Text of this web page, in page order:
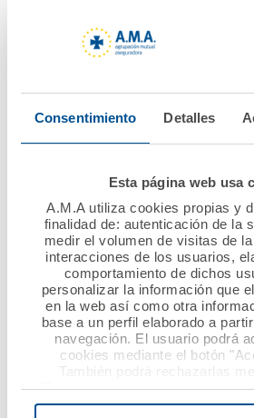
Consentimiento Detalles
Esta página web usa
A.M.A utiliza cookies propias y
finalidad de: autenticación de la
medir el volumen de visitas de
interacciones de los usuarios,
comportamiento de dichos
personalizar la información que
en la web así como otra
base a un perfil elaborado a
navegación. El usuario podrá
cookies mediante el botón
También podrá rechazarlas
"Rechazar", donde se
menos las necesarias para
10 septiembre 2019
Masiva participación
Solidario convocados
por la Fundación
Ver noticia
a
Ver
02 agosto 2019 22